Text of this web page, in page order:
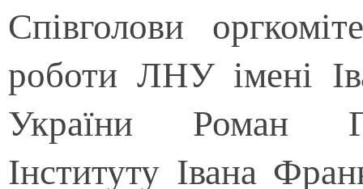
Співголови
роботи ЛНУ імені
України Роман
Інституту Івана